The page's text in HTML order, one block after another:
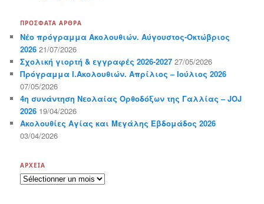
ΠΡΌΣΦΑΤΑ ΆΡΘΡΑ
Νέο πρόγραμμα Ακολουθιών. Αύγουστος-Οκτώβριος
2026 21/07/2026
Σχολική γιορτή & εγγραφές 2026-2027 27/05/2026
Πρόγραμμα Ι.Ακολουθιών. Απρίλιος – Ιούλιος 2026
07/05/2026
4η συνάντηση Νεολαίας Ορθοδόξων της Γαλλίας – JOJ
2026 19/04/2026
Ακολουθίες Αγίας και Μεγάλης Εβδομάδος 2026
03/04/2026
ΑΡΧΕΊΑ
Α